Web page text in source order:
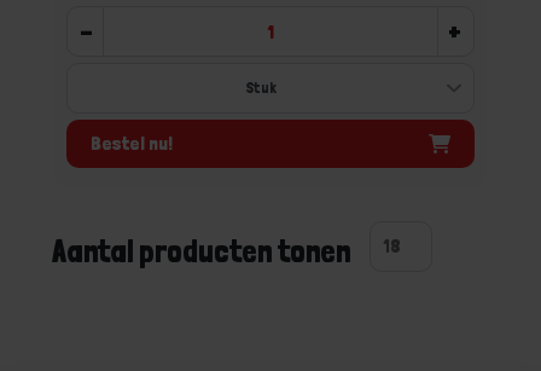
- +
Bestel nu!
Aantal producten tonen